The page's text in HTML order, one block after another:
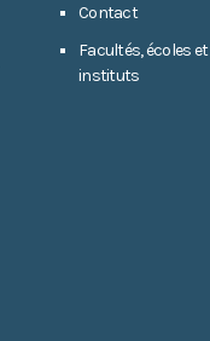
Contact
Facultés, écoles et
instituts